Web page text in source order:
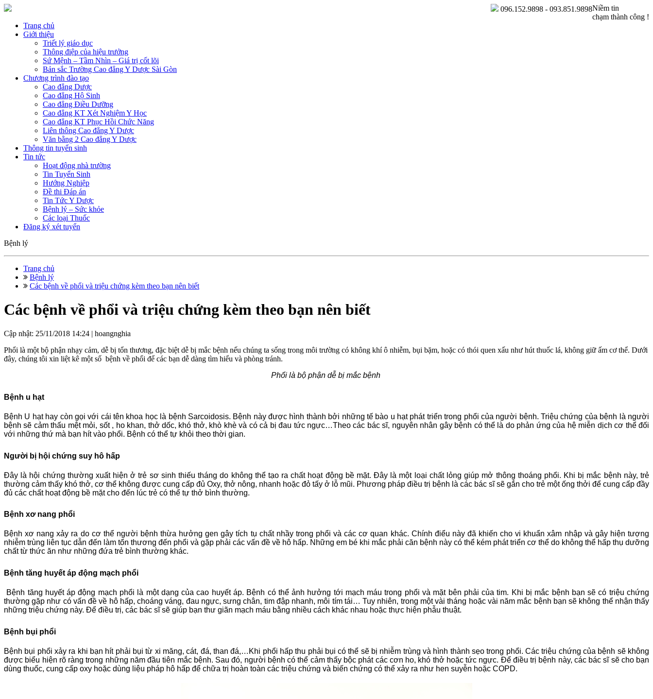
Niềm tin
chạm thành công !
096.152.9898 - 093.851.9898
Trang chủ
Giới thiệu
Triết lý giáo dục
Thông điệp của hiệu trưởng
Sứ Mệnh – Tầm Nhìn – Giá trị cốt lõi
Bản sắc Trường Cao đẳng Y Dược Sài Gòn
Chương trình đào tạo
Cao đẳng Dược
Cao đẳng Hộ Sinh
Cao đẳng Điều Dưỡng
Cao đẳng KT Xét Nghiệm Y Học
Cao đẳng KT Phục Hồi Chức Năng
Liên thông Cao đẳng Y Dược
Văn bằng 2 Cao đẳng Y Dược
Thông tin tuyển sinh
Tin tức
Hoạt động nhà trường
Tin Tuyển Sinh
Hướng Nghiệp
Đề thi Đáp án
Tin Tức Y Dược
Bệnh lý – Sức khỏe
Các loại Thuốc
Đăng ký xét tuyển
Bệnh lý
Trang chủ
Bệnh lý
Các bệnh về phổi và triệu chứng kèm theo bạn nên biết
Các bệnh về phổi và triệu chứng kèm theo bạn nên biết
Cập nhật: 25/11/2018 14:24 | hoangnghia
Phổi là một bộ phận nhạy cảm, dễ bị tổn thương, đặc biệt dễ bị mắc bệnh nếu chúng ta sống trong môi trường có không khí ô nhiễm, bụi bặm, hoặc có thói quen xấu như hút thuốc lá, không giữ ấm cơ thể. Dưới
đây, chúng tôi xin liệt kê một số bệnh về phổi để các bạn dễ dàng tìm hiểu và phòng tránh.
Phổi là bộ phận dễ bị mắc bệnh
Bệnh u hạt
Bệnh U hạt hay còn gọi với cái tên khoa học là bệnh Sarcoidosis. Bệnh này được hình thành bởi những tế bào u hạt phát triển trong phổi của người bệnh. Triệu chứng của bệnh là người
bệnh sẽ cảm thấu mệt mỏi, sốt , ho khan, thở dốc, khó thở, khò khè và có cả bị đau tức ngực…Theo các bác sĩ, nguyên nhân gây bệnh có thể là do phản ứng của hệ miễn dịch cơ thể đối
với những thứ mà bạn hít vào phổi. Bệnh có thể tự khỏi theo thời gian.
Người bị hội chứng suy hô hấp
Đây là hội chứng thường xuất hiện ở trẻ sơ sinh thiếu tháng do không thể tạo ra chất hoạt động bề mặt. Đây là một loại chất lỏng giúp mở thông thoáng phổi. Khi bị mắc bệnh này, trẻ
thường cảm thấy khó thở, cơ thể không được cung cấp đủ Oxy, thở nông, nhanh hoặc đỏ tấy ở lỗ mũi. Phương pháp điều trị bệnh là các bác sĩ sẽ gắn cho trẻ một ống thởi để cung cấp đầy
đủ các chất hoạt động bề mặt cho đến lúc trẻ có thể tự thở bình thường.
Bệnh xơ nang phổi
Bệnh xơ nang xảy ra do cơ thể người bệnh thừa hưởng gen gây tích tụ chất nhầy trong phổi và các cơ quan khác. Chính điểu này đã khiến cho vi khuẩn xâm nhập và gây hiện tượng
nhiễm trùng liên tục dẫn đến làm tổn thương đến phổi và gặp phải các vấn đề về hô hấp. Những em bé khi mắc phải căn bệnh này có thể kém phát triển cơ thể do không thể hấp thụ dưỡng
chất từ thức ăn như những đứa trẻ bình thường khác.
Bệnh tăng huyết áp động mạch phổi
Bệnh tăng huyết áp động mạch phổi là một dạng của cao huyết áp. Bệnh có thể ảnh hưởng tới mạch máu trong phổi và mặt bên phải của tim. Khi bị mắc bệnh bạn sẽ có triệu chứng
thường gặp như có vấn đề về hô hấp, choáng váng, đau ngực, sưng chân, tim đập nhanh, môi tím tái… Tuy nhiên, trong một vài tháng hoặc vài năm mắc bệnh bạn sẽ không thể nhận thấy
những triệu chứng này. Để điều trị, các bác sĩ sẽ giúp bạn thư giãn mạch máu bằng nhiều cách khác nhau hoặc thực hiện phẫu thuật.
Bệnh bụi phổi
Bệnh bụi phổi xảy ra khi bạn hít phải bụi từ xi măng, cát, đá, than đá,…Khi phổi hấp thu phải bụi có thể sẽ bị nhiễm trùng và hình thành sẹo trong phổi. Các triệu chứng của bệnh sẽ không
được biểu hiện rõ ràng trong những năm đầu tiên mắc bệnh. Sau đó, người bệnh có thể cảm thấy bộc phát các cơn ho, khó thở hoặc tức ngực. Để điều trị bệnh này, các bác sĩ sẽ cho bạn
dùng thuốc, cung cấp oxy hoặc dùng liệu pháp hô hấp để chữa trị hoàn toàn các triệu chứng và biến chứng có thể xảy ra như hen suyễn hoặc COPD.